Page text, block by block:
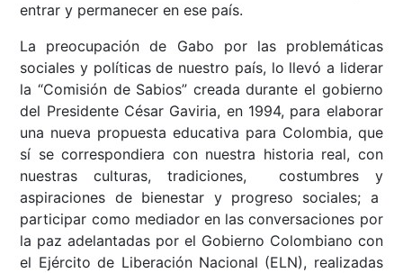
entrar y permanecer en ese país.
La preocupación de Gabo por las problemáticas
sociales y políticas de nuestro país, lo llevó a liderar
la “Comisión de Sabios” creada durante el gobierno
del Presidente César Gaviria, en 1994, para elaborar
una nueva propuesta educativa para Colombia, que
sí se correspondiera con nuestra historia real, con
nuestras culturas, tradiciones, costumbres y
aspiraciones de bienestar y progreso sociales; a
participar como mediador en las conversaciones por
la paz adelantadas por el Gobierno Colombiano con
el Ejército de Liberación Nacional (ELN), realizadas